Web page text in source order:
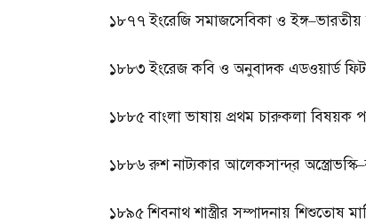
১৮৭৭ ইংরেজি সমাজসেবিকা ও ইঙ্গ–ভারতীয়
১৮৮৩ ইংরেজ কবি ও অনুবাদক এডওয়ার্ড
১৮৮৫বাংলা ভাষায় প্রথম চারুকলা বিষয়ক
১৮৮৬ রুশ নাট্যকার আলেকসান্দ্‌র অস্ত্রোভস্কি–
১৮৯৫শিবনাথ শাস্ত্রীর সম্পাদনায় শিশুতোষ